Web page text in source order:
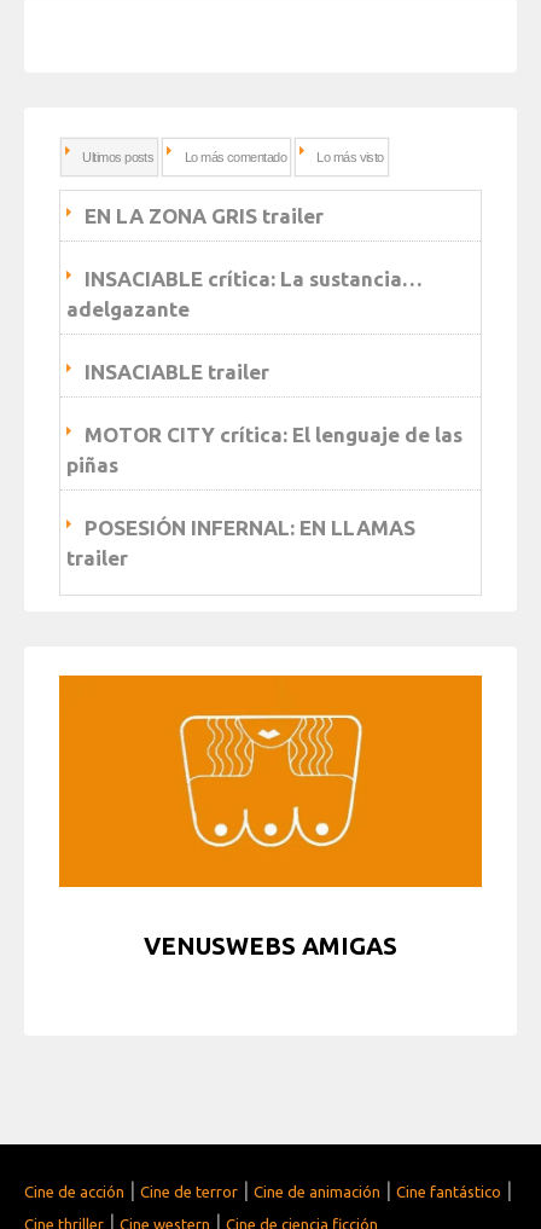
Ultimos posts Lo más comentado Lo más visto
EN LA ZONA GRIS trailer
INSACIABLE crítica: La sustancia…
adelgazante
INSACIABLE trailer
MOTOR CITY crítica: El lenguaje de las
piñas
POSESIÓN INFERNAL: EN LLAMAS
trailer
VENUSWEBS AMIGAS
Cine de acción | Cine de terror | Cine de animación | Cine fantástico |
Cine thriller | Cine western | Cine de ciencia ficción